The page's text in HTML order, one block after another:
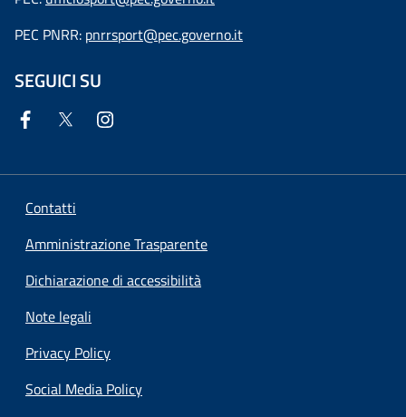
PEC PNRR: pnrrsport@pec.governo.it
SEGUICI SU
Contatti
Amministrazione Trasparente
Dichiarazione di accessibilità
Note legali
Privacy Policy
Social Media Policy